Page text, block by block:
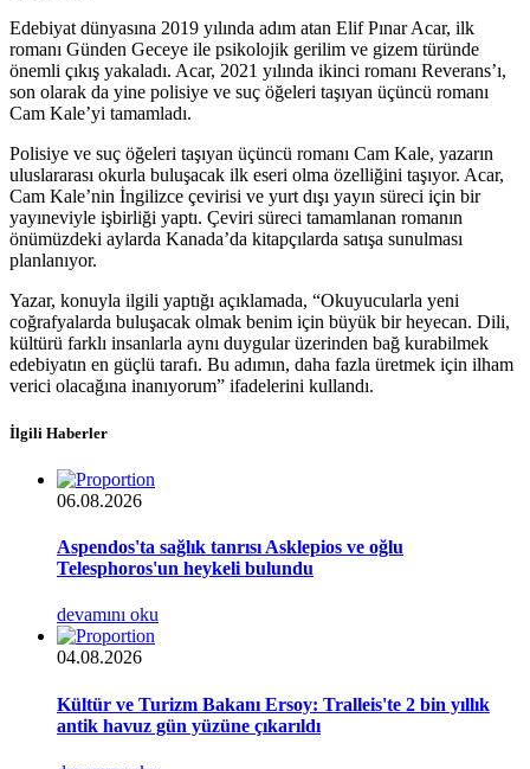
Edebiyat dünyasına 2019 yılında adım atan Elif Pınar Acar, ilk
romanı Günden Geceye ile psikolojik gerilim ve gizem türünde
önemli çıkış yakaladı. Acar, 2021 yılında ikinci romanı Reverans’ı,
son olarak da yine polisiye ve suç öğeleri taşıyan üçüncü romanı
Cam Kale’yi tamamladı.
Polisiye ve suç öğeleri taşıyan üçüncü romanı Cam Kale, yazarın
uluslararası okurla buluşacak ilk eseri olma özelliğini taşıyor. Acar,
Cam Kale’nin İngilizce çevirisi ve yurt dışı yayın süreci için bir
yayıneviyle işbirliği yaptı. Çeviri süreci tamamlanan romanın
önümüzdeki aylarda Kanada’da kitapçılarda satışa sunulması
planlanıyor.
Yazar, konuyla ilgili yaptığı açıklamada, “Okuyucularla yeni
coğrafyalarda buluşacak olmak benim için büyük bir heyecan. Dili,
kültürü farklı insanlarla aynı duygular üzerinden bağ kurabilmek
edebiyatın en güçlü tarafı. Bu adımın, daha fazla üretmek için ilham
verici olacağına inanıyorum” ifadelerini kullandı.
İlgili Haberler
06.08.2026
Aspendos'ta sağlık tanrısı Asklepios ve oğlu
Telesphoros'un heykeli bulundu
devamını oku
04.08.2026
Kültür ve Turizm Bakanı Ersoy: Tralleis'te 2 bin yıllık
antik havuz gün yüzüne çıkarıldı